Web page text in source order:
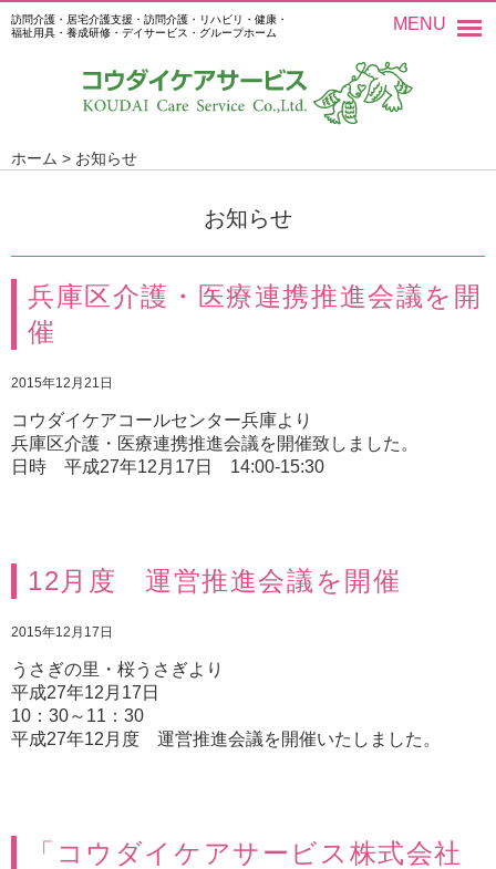
訪問介護・居宅介護支援・訪問介護・リハビリ・健康・
福祉用具・養成研修・デイサービス・グループホーム
MENU
ホーム > お知らせ
お知らせ
兵庫区介護・医療連携推進会議を開
催
2015年12月21日
コウダイケアコールセンター兵庫より
兵庫区介護・医療連携推進会議を開催致しました。
日時 平成27年12月17日 14:00-15:30
12月度 運営推進会議を開催
2015年12月17日
うさぎの里・桜うさぎより
平成27年12月17日
10：30～11：30
平成27年12月度 運営推進会議を開催いたしました。
「コウダイケアサービス株式会社